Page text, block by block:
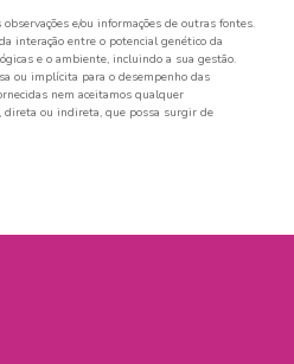
e/ou informações de outras fontes.
interação entre o potencial genético da
e o ambiente, incluindo a sua gestão.
ou implícita para o desempenho das
nem aceitamos qualquer
ou indireta, que possa surgir de